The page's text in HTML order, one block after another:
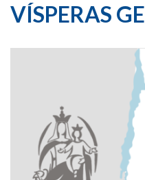
VÍSPERAS